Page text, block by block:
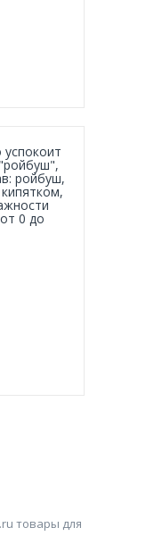
ройбуш,
0 до
товары для